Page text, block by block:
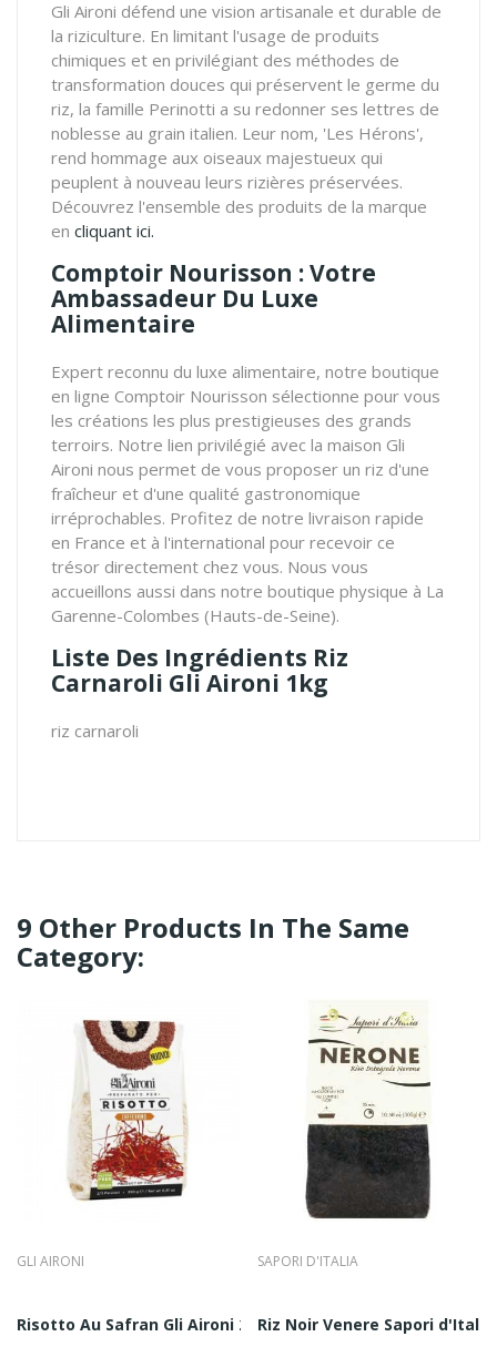
Gli Aironi défend une vision artisanale et durable de
la riziculture. En limitant l'usage de produits
chimiques et en privilégiant des méthodes de
transformation douces qui préservent le germe du
riz, la famille Perinotti a su redonner ses lettres de
noblesse au grain italien. Leur nom, 'Les Hérons',
rend hommage aux oiseaux majestueux qui
peuplent à nouveau leurs rizières préservées.
Découvrez l'ensemble des produits de la marque
en cliquant ici.
Comptoir Nourisson : Votre
Ambassadeur Du Luxe
Alimentaire
Expert reconnu du luxe alimentaire, notre boutique
en ligne Comptoir Nourisson sélectionne pour vous
les créations les plus prestigieuses des grands
terroirs. Notre lien privilégié avec la maison Gli
Aironi nous permet de vous proposer un riz d'une
fraîcheur et d'une qualité gastronomique
irréprochables. Profitez de notre livraison rapide
en France et à l'international pour recevoir ce
trésor directement chez vous. Nous vous
accueillons aussi dans notre boutique physique à La
Garenne-Colombes (Hauts-de-Seine).
Liste Des Ingrédients Riz
Carnaroli Gli Aironi 1kg
riz carnaroli
9 Other Products In The Same
Category:
GLI AIRONI
Risotto Au Safran Gli Aironi 250G
SAPORI D'ITALIA
Riz Noir Venere Sapori d'Italia